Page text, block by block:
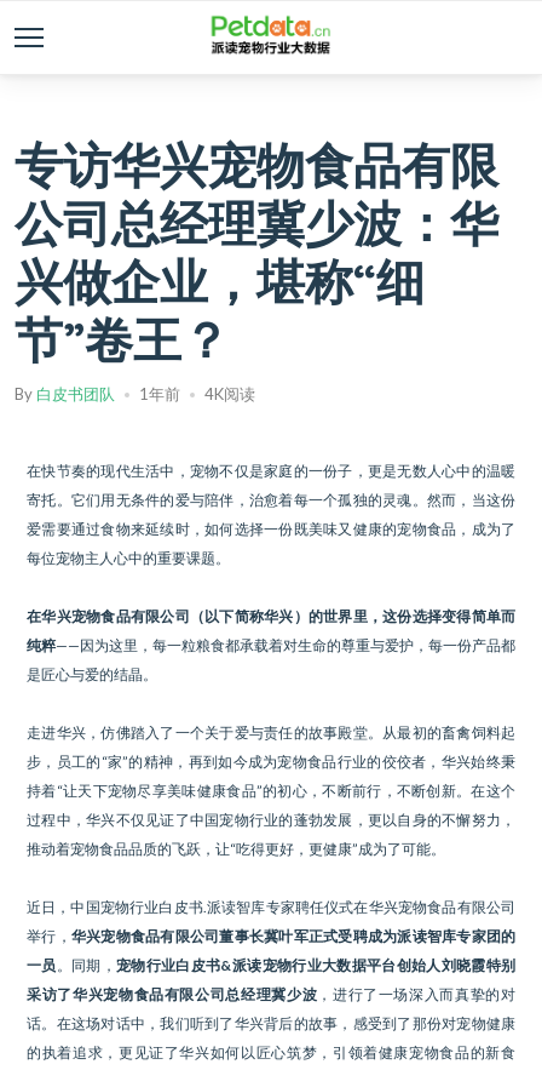
专访华兴宠物食品有限
公司总经理冀少波：华
兴做企业，堪称“细
节”卷王？
By 白皮书团队 1年前 4K阅读
在快节奏的现代生活中，宠物不仅是家庭的一份子，更是无数人心中的温暖
寄托。它们用无条件的爱与陪伴，治愈着每一个孤独的灵魂。然而，当这份
爱需要通过食物来延续时，如何选择一份既美味又健康的宠物食品，成为了
每位宠物主人心中的重要课题。
在华兴宠物食品有限公司（以下简称华兴）的世界里，这份选择变得简单而
纯粹——因为这里，每一粒粮食都承载着对生命的尊重与爱护，每一份产品都
是匠心与爱的结晶。
走进华兴，仿佛踏入了一个关于爱与责任的故事殿堂。从最初的畜禽饲料起
步，员工的“家”的精神，再到如今成为宠物食品行业的佼佼者，华兴始终秉
持着“让天下宠物尽享美味健康食品”的初心，不断前行，不断创新。在这个
过程中，华兴不仅见证了中国宠物行业的蓬勃发展，更以自身的不懈努力，
推动着宠物食品品质的飞跃，让“吃得更好，更健康”成为了可能。
近日，中国宠物行业白皮书.派读智库专家聘任仪式在华兴宠物食品有限公司
举行， 华兴宠物食品有限公司董事长冀叶军正式受聘成为派读智库专家团的
一员 。同期，宠物行业白皮书&派读宠物行业大数据平台创始人刘晓霞特别
采访了华兴宠物食品有限公司总经理冀少波 ，进行了一场深入而真挚的对
话。在这场对话中，我们听到了华兴背后的故事，感受到了那份对宠物健康
的执着追求，更见证了华兴如何以匠心筑梦，引领着健康宠物食品的新食